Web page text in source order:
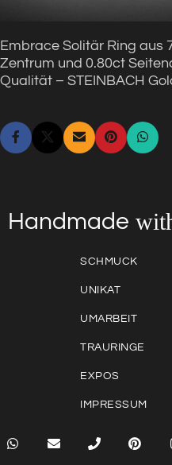
Embrace Solitär Ring aus
Zentrum und 0.80ct
Qualität – STEINBACH
Handmade
SCHMUCK
UNIKAT
UMARBEIT
TRAURINGE
EXPOS
IMPRESSUM